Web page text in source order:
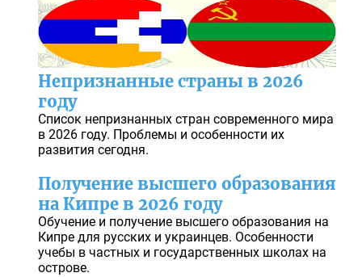
Непризнанные страны в 2026
году
Список непризнанных стран современного мира
в 2026 году. Проблемы и особенности их
развития сегодня.
Получение высшего образования
на Кипре в 2026 году
Обучение и получение высшего образования на
Кипре для русских и украинцев. Особенности
учебы в частных и государственных школах на
острове.